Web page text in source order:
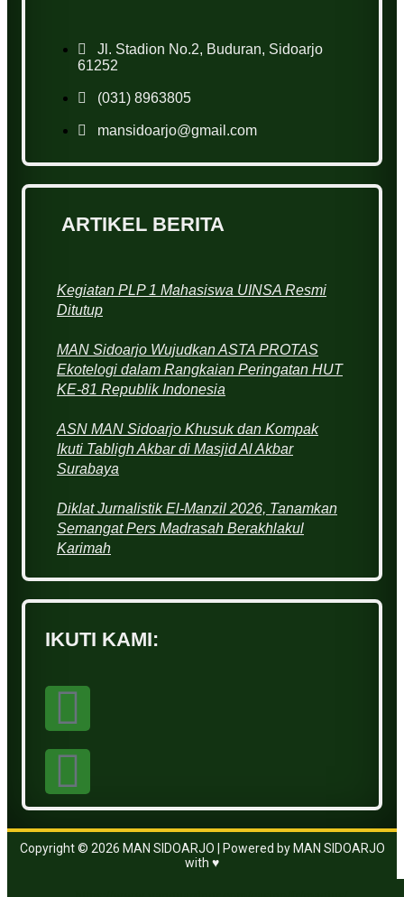
Jl. Stadion No.2, Buduran, Sidoarjo
61252
(031) 8963805
mansidoarjo@gmail.com
ARTIKEL BERITA
Kegiatan PLP 1 Mahasiswa UINSA Resmi
Ditutup
MAN Sidoarjo Wujudkan ASTA PROTAS
Ekotelogi dalam Rangkaian Peringatan HUT
KE-81 Republik Indonesia
ASN MAN Sidoarjo Khusuk dan Kompak
Ikuti Tabligh Akbar di Masjid Al Akbar
Surabaya
Diklat Jurnalistik El-Manzil 2026, Tanamkan
Semangat Pers Madrasah Berakhlakul
Karimah
IKUTI KAMI:
Copyright © 2026 MAN SIDOARJO | Powered by MAN SIDOARJO
with ♥